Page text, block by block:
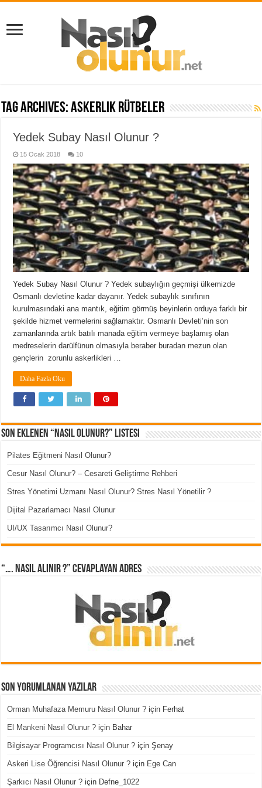
Tag Archives:askerlik rütbeler
Yedek Subay Nasıl Olunur ?
15 Ocak 2018 10
Yedek Subay Nasıl Olunur ? Yedek subaylığın geçmişi ülkemizde
Osmanlı devletine kadar dayanır. Yedek subaylık sınıfının
kurulmasındaki ana mantık, eğitim görmüş beyinlerin orduya farklı bir
şekilde hizmet vermelerini sağlamaktır. Osmanlı Devleti’nin son
zamanlarında artık batılı manada eğitim vermeye başlamış olan
medreselerin darülfünun olmasıyla beraber buradan mezun olan
gençlerin zorunlu askerlikleri …
Daha Fazla Oku
Son Eklenen “Nasıl Olunur?” Listesi
Pilates Eğitmeni Nasıl Olunur?
Cesur Nasıl Olunur? – Cesareti Geliştirme Rehberi
Stres Yönetimi Uzmanı Nasıl Olunur? Stres Nasıl Yönetilir ?
Dijital Pazarlamacı Nasıl Olunur
UI/UX Tasarımcı Nasıl Olunur?
“…. Nasıl Alınır ?” cevaplayan adres
Son Yorumlanan Yazılar
Orman Muhafaza Memuru Nasıl Olunur ? için Ferhat
El Mankeni Nasıl Olunur ? için Bahar
Bilgisayar Programcısı Nasıl Olunur ? içinŞenay
Askeri Lise Öğrencisi Nasıl Olunur ? için Ege Can
Şarkıcı Nasıl Olunur ? için Defne_1022